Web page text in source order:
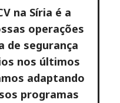
na Síria é a
operações
de segurança
nos últimos
adaptando
programas